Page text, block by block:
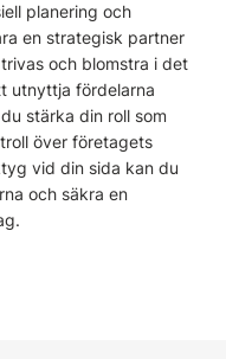
planering och
en strategisk partner
och blomstra i det
utnyttja fördelarna
stärka din roll som
över företagets
vid din sida kan du
och säkra en